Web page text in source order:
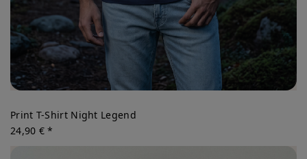
Print T-Shirt Night Legend
24,90 € *